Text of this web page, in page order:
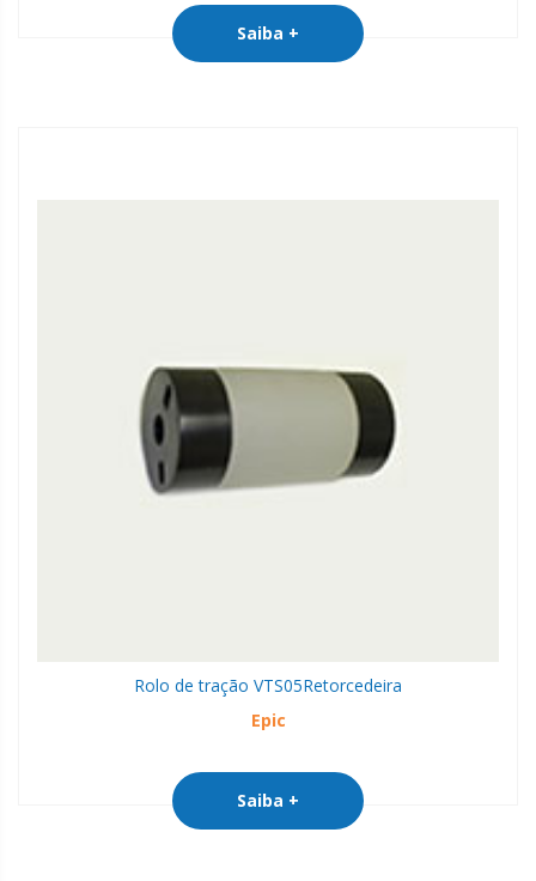
Saiba +
Rolo de tração VTS05Retorcedeira
Epic
Saiba +